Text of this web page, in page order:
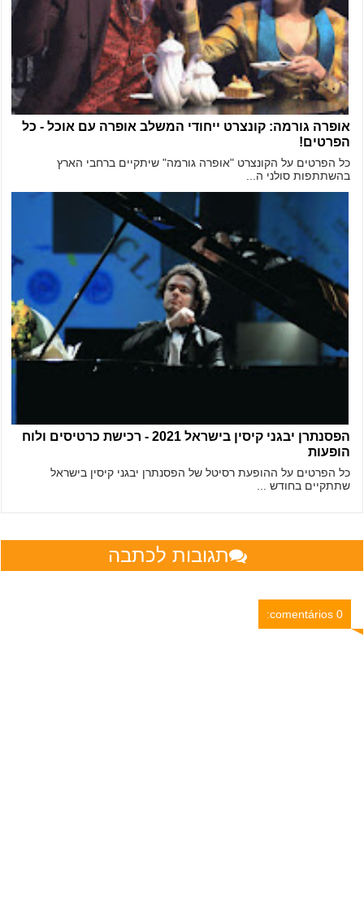
אופרה גורמה: קונצרט ייחודי המשלב אופרה עם אוכל - כל
הפרטים!
כל הפרטים על הקונצרט "אופרה גורמה" שיתקיים ברחבי הארץ
בהשתתפות סולני ה...
הפסנתרן יבגני קיסין בישראל 2021 - רכישת כרטיסים ולוח
הופעות
כל הפרטים על ההופעת רסיטל של הפסנתרן יבגני קיסין בישראל
שתתקיים בחודש ...
תגובות לכתבה
0 comentários: